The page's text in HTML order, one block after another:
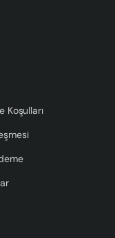
Koşulları